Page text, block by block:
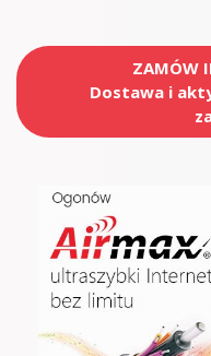
ZAMÓW
Dostawa i